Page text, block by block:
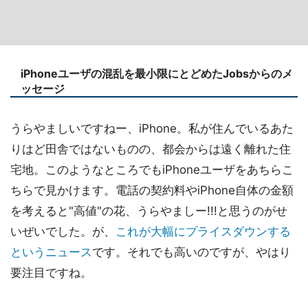
iPhoneユーザの混乱を最小限にとどめたJobsからのメ
ッセージ
うらやましいですねー、iPhone。私が住んでいるあた
りはど田舎ではないものの、都会からは遠く離れた住
宅地。このようなところでもiPhoneユーザをあちらこ
ちらで見かけます。電話の契約料やiPhone自体の金額
を考えると"高値"の花、うらやましー!!!と思うのがせ
いぜいでした。が、 これが大幅にプライスダウンする
というニュースです。それでも高いのですが、やはり
要注目ですね。